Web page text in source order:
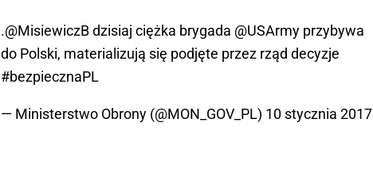
.@MisiewiczBdzisiaj ciężka brygada @USArmy przybywa
do Polski, materializują się podjęte przez rząd decyzje
#bezpiecznaPL
— Ministerstwo Obrony (@MON_GOV_PL) 10 stycznia 2017